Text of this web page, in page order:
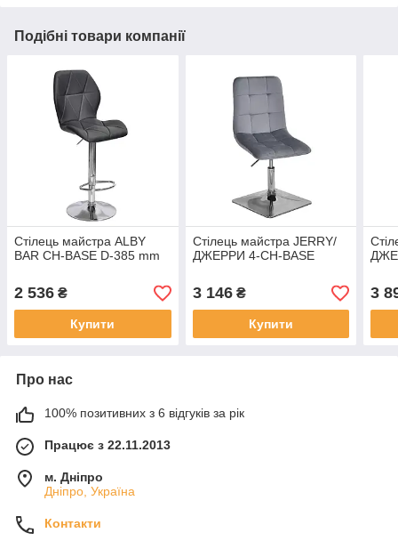
Подібні товари компанії
Стілець майстра ALBY
BAR CH-BASE D-385 mm
2 536 ₴
Купити
Стілець майстра JERRY/
ДЖЕРРИ 4-CH-BASE
3 146₴
Купити
3
Про нас
100% позитивних з 6 відгуків за рік
Працює з 22.11.2013
м. Дніпро
Дніпро, Україна
Контакти